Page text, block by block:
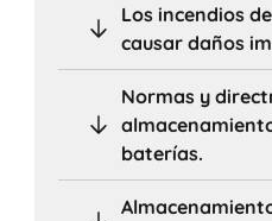
Los incendios
causar daños
Normas y
baterías.